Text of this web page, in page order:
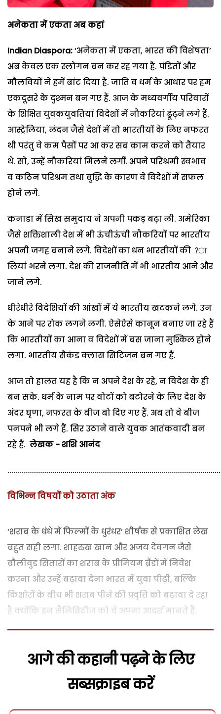
अनेकता में एकता अब कहां
Indian Diaspora:‘अनेकता में एकता, भारत की विशेषता’
अब केवल एक स्लोगन बन कर रह गया है. पंडितों और
मौलवियों ने हमें बांट दिया है. जाति व धर्म के आधार पर हम
एकदूसरे के दुश्मन बन गए हैं. आज के मध्यवर्गीय परिवारों
के शिक्षित युवकयुवतियां विदेशों में नौकरियां ढूंढ़ने लगे हैं.
आस्ट्रेलिया, लंदन जैसे देशों में तो भारतीयों के लिए नफरत
थी परंतु वे कम पैसों पर आ कर सब काम करने को तैयार
थे. सो, उन्हें नौकरियां मिलने लगीं. अपने परिश्रमी स्वभाव
व कठिन परिश्रम तथा बुद्धि के कारण वे विदेशों में सफल
होने लगे.
कनाडा में सिख समुदाय ने अपनी पकड़ बढ़ा ली. अमेरिका
जैसे शक्तिशाली देश में भी ऊंचीऊंची नौकरियों पर भारतीय
अपनी जगह बनाने लगे. विदेशों का धन भारतीयों की ?ा
लियां भरने लगा. देश की राजनीति में भी भारतीय आने और
जाने लगे.
धीरेधीरे विदेशियों की आंखों में ये भारतीय खटकने लगे. उन
के आने पर रोक लगने लगी. ऐसेऐसे कानून बनाए जा रहे हैं
कि भारतीयों का आना व विदेशों में बस जाना मुश्किल होने
लगा. भारतीय सैकंड क्लास सिटिजन बन गए हैं.
आज तो हालत यह है कि न अपने देश के रहे, न विदेश के ही
बन सके. धर्म के नाम पर वोटों को बटोरने के लिए देश के
अंदर घृणा, नफरत के बीज बो दिए गए हैं. अब तो वे बीज
पनपने भी लगे हैं. सिर उठाने वाले युवक आतंकवादी बन
रहे हैं. लेखक - शशि आनंद
विभिन्न विषयों को उठाता अंक
‘शराब के धंधे में फिल्मों के धुरंधर’ शीर्षक से प्रकाशित लेख
बहुत सही लगा. शाहरुख खान और अजय देवगन जैसे
बौलीवुड सितारों का शराब के प्रीमियम ब्रैंडों में निवेश
करना और उन्हें बढ़ावा देना भारत में युवा पीढ़ी, बल्कि
किशोरों के बीच भी शराब पीने की प्रवृत्ति को बढ़ावा दे रहा
है क्योंकि इन सैलिब्रिटीज को वे अपना आदर्श मानते हैं.
आगे की कहानी पढ़ने के लिए
सब्सक्राइब करें